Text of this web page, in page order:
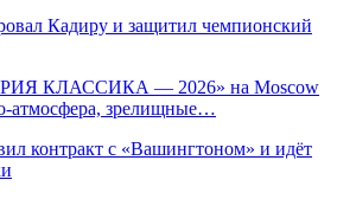
Кадиру и защитил чемпионский
КЛАССИКА — 2026» на Moscow
зрелищные…
контракт с «Вашингтоном» и идёт